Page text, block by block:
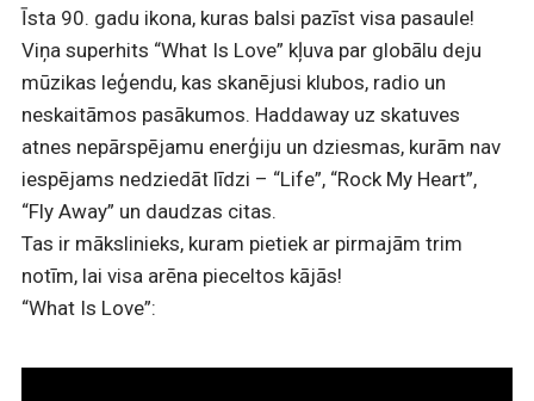
Īsta 90. gadu ikona, kuras balsi pazīst visa pasaule!
Viņa superhits “What Is Love” kļuva par globālu deju
mūzikas leģendu, kas skanējusi klubos, radio un
neskaitāmos pasākumos. Haddaway uz skatuves
atnes nepārspējamu enerģiju un dziesmas, kurām nav
iespējams nedziedāt līdzi – “Life”, “Rock My Heart”,
“Fly Away” un daudzas citas.
Tas ir mākslinieks, kuram pietiek ar pirmajām trim
notīm, lai visa arēna pieceltos kājās!
“What Is Love”: